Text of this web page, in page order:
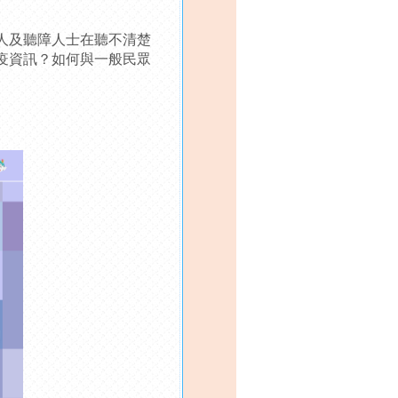
及聽障人士在聽不清楚
資訊？如何與一般民眾